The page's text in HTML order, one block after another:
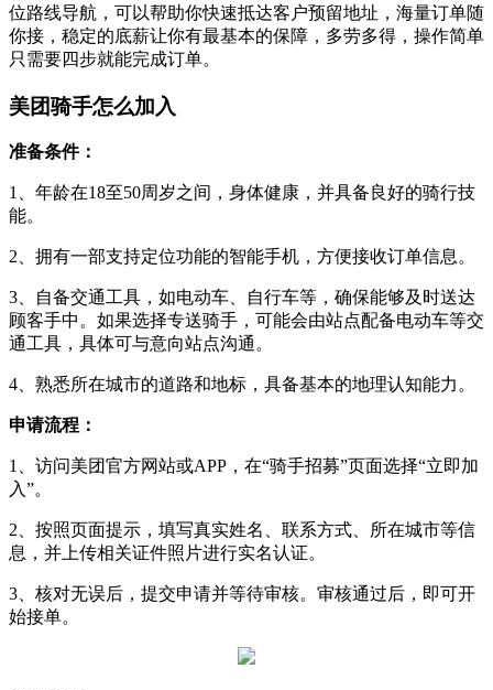
位路线导航，可以帮助你快速抵达客户预留地址，海量订单随
你接，稳定的底薪让你有最基本的保障，多劳多得，操作简单
只需要四步就能完成订单。
美团骑手怎么加入
准备条件：
1、年龄在18至50周岁之间，身体健康，并具备良好的骑行技
能。
2、拥有一部支持定位功能的智能手机，方便接收订单信息。
3、自备交通工具，如电动车、自行车等，确保能够及时送达
顾客手中。如果选择专送骑手，可能会由站点配备电动车等交
通工具，具体可与意向站点沟通。
4、熟悉所在城市的道路和地标，具备基本的地理认知能力。
申请流程：
1、访问美团官方网站或APP，在“骑手招募”页面选择“立即加
入”。
2、按照页面提示，填写真实姓名、联系方式、所在城市等信
息，并上传相关证件照片进行实名认证。
3、核对无误后，提交申请并等待审核。审核通过后，即可开
始接单。